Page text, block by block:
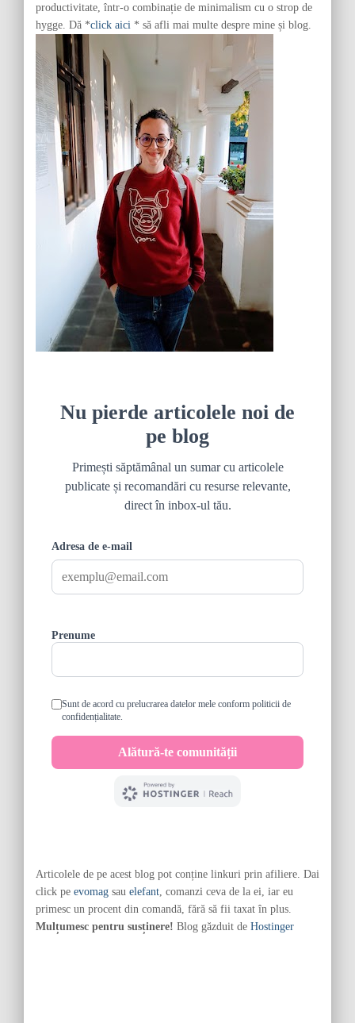
productivitate, într-o combinație de minimalism cu o strop de
hygge. Dă *click aici * să afli mai multe despre mine și blog.
Articolele de pe acest blog pot conține linkuri prin afiliere. Dai
click pe evomag sau elefant, comanzi ceva de la ei, iar eu
primesc un procent din comandă, fără să fii taxat în plus.
Mulțumesc pentru susținere! Blog găzduit de Hostinger